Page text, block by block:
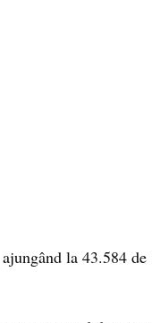
la 43.584 de